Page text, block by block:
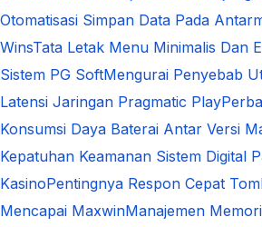
Otomatisasi Simpan Data Pada
WinsTata Letak Menu Minimalis Dan
Sistem PG SoftMengurai Penyebab
Latensi Jaringan Pragmatic Play
Konsumsi Daya Baterai Antar Versi
Kepatuhan Keamanan Sistem Digital
KasinoPentingnya Respon Cepat
Mencapai MaxwinManajemen